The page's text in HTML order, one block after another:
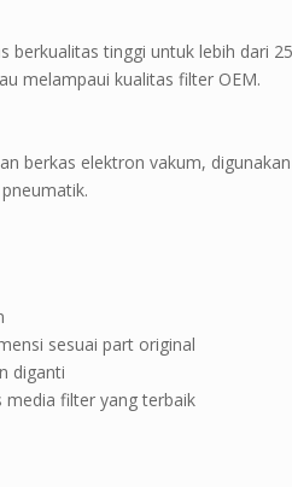
berkualitas tinggi untuk lebih dari
melampaui kualitas filter OEM.
berkas elektron vakum,
sesuai part original
diganti
media filter yang terbaik